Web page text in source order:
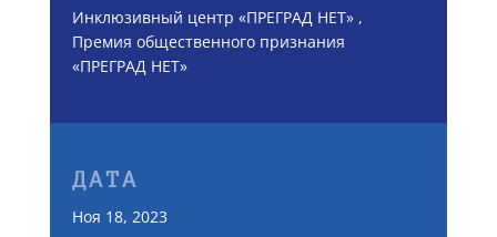
Инклюзивный центр «ПРЕГРАД НЕТ»,
Премия общественного признания
«ПРЕГРАД НЕТ»
ДАТА
Ноя 18, 2023